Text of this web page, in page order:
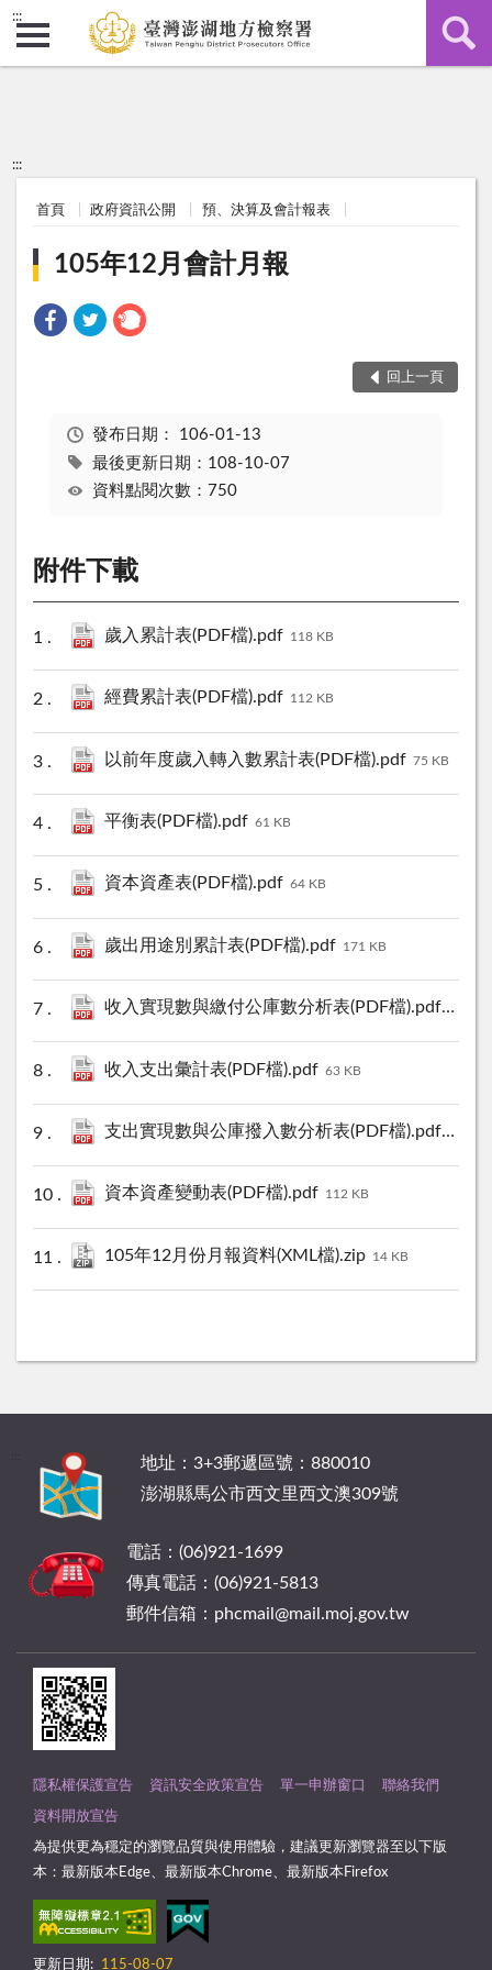
:::
:::
首頁 政府資訊公開 預、決算及會計報表
105年12月會計月報
回上一頁
發布日期： 106-01-13
最後更新日期：108-10-07
資料點閱次數：750
附件下載
歲入累計表(PDF檔).pdf 118 KB
經費累計表(PDF檔).pdf 112 KB
以前年度歲入轉入數累計表(PDF檔).pdf 75 KB
平衡表(PDF檔).pdf 61 KB
資本資產表(PDF檔).pdf 64 KB
歲出用途別累計表(PDF檔).pdf 171 KB
收入實現數與繳付公庫數分析表(PDF檔).pdf 111 KB
收入支出彙計表(PDF檔).pdf 63 KB
支出實現數與公庫撥入數分析表(PDF檔).pdf 85 KB
資本資產變動表(PDF檔).pdf 112 KB
105年12月份月報資料(XML檔).zip 14 KB
地址：3+3郵遞區號：880010
澎湖縣馬公市西文里西文澳309號
電話：(06)921-1699
傳真電話：(06)921-5813
郵件信箱：phcmail@mail.moj.gov.tw
隱私權保護宣告 資訊安全政策宣告 單一申辦窗口 聯絡我們
資料開放宣告
為提供更為穩定的瀏覽品質與使用體驗，建議更新瀏覽器至以下版
本：最新版本Edge、最新版本Chrome、最新版本Firefox
更新日期: 115-08-07